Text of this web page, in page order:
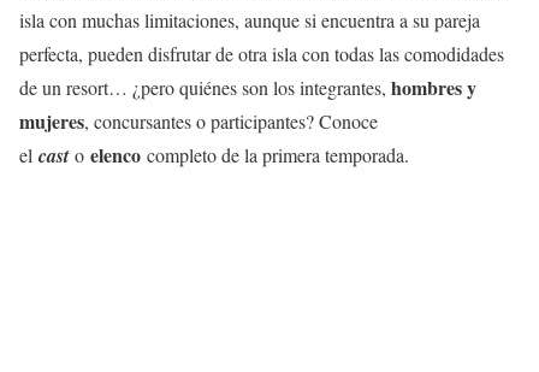
isla con muchas limitaciones, aunque si encuentra a su pareja
perfecta, pueden disfrutar de otra isla con todas las comodidades
de un resort… ¿pero quiénes son los integrantes, hombres y
mujeres, concursantes o participantes? Conoce
el casto elenco completo de la primera temporada.